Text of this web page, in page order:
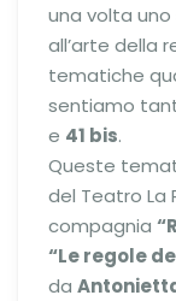
una volta
all’arte della
tematiche
sentiamo
e 41 bis.
Queste
del Teatro La
compagnia
“Le regole
da